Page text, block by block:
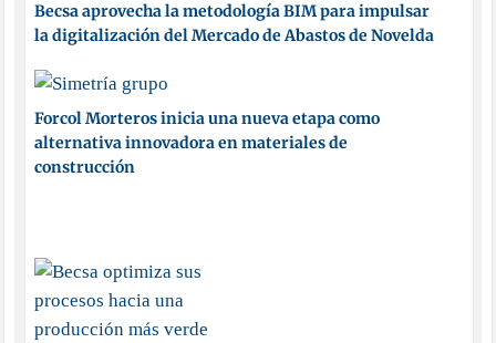
Becsa aprovecha la metodología BIM para impulsar
la digitalización del Mercado de Abastos de Novelda
Forcol Morteros inicia una nueva etapa como
alternativa innovadora en materiales de
construcción